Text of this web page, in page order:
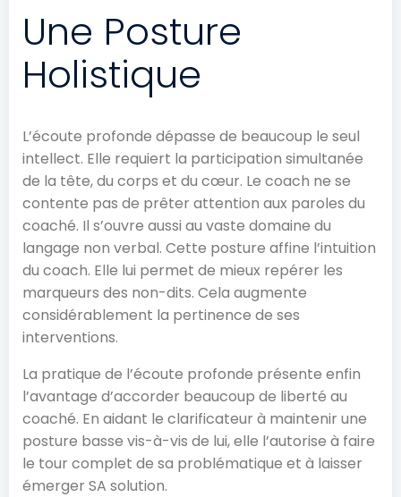
Une Posture
Holistique
L’écoute profonde dépasse de beaucoup le seul
intellect. Elle requiert la participation simultanée
de la tête, du corps et du cœur. Le coach ne se
contente pas de prêter attention aux paroles du
coaché. Il s’ouvre aussi au vaste domaine du
langage non verbal. Cette posture affine l’intuition
du coach. Elle lui permet de mieux repérer les
marqueurs des non-dits. Cela augmente
considérablement la pertinence de ses
interventions.
La pratique de l’écoute profonde présente enfin
l’avantage d’accorder beaucoup de liberté au
coaché. En aidant le clarificateur à maintenir une
posture basse vis-à-vis de lui, elle l’autorise à faire
le tour complet de sa problématique et à laisser
émerger SA solution.